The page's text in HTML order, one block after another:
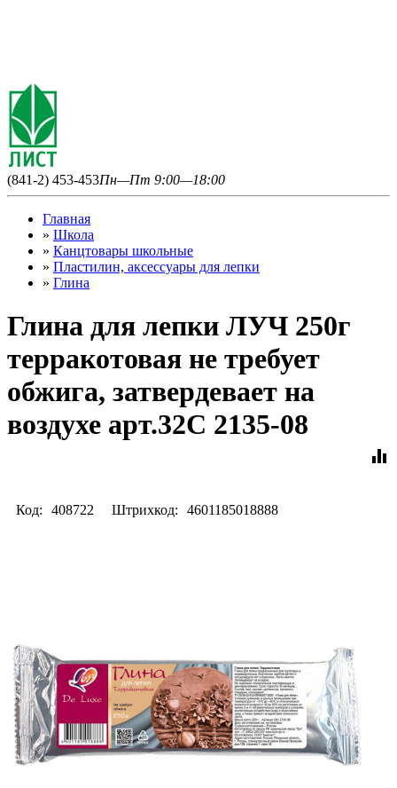
(841-2) 453-453Пн—Пт 9:00—18:00
Главная
» Школа
» Канцтовары школьные
» Пластилин, аксессуары для лепки
» Глина
Глина для лепки ЛУЧ 250г
терракотовая не требует
обжига, затвердевает на
воздухе арт.32С 2135-08
equalizer
Код: 408722 Штрихкод: 4601185018888